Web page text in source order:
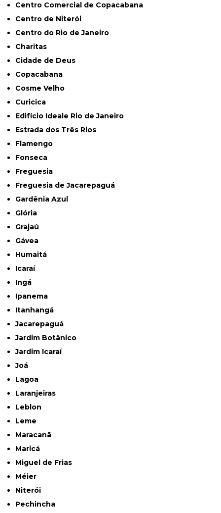
Centro Comercial de Copacabana
Centro de Niterói
Centro do Rio de Janeiro
Charitas
Cidade de Deus
Copacabana
Cosme Velho
Curicica
Edifício Ideale Rio de Janeiro
Estrada dos Três Rios
Flamengo
Fonseca
Freguesia
Freguesia de Jacarepaguá
Gardênia Azul
Glória
Grajaú
Gávea
Humaitá
Icaraí
Ingá
Ipanema
Itanhangá
Jacarepaguá
Jardim Botânico
Jardim Icaraí
Joá
Lagoa
Laranjeiras
Leblon
Leme
Maracanã
Maricá
Miguel de Frias
Méier
Niterói
Pechincha